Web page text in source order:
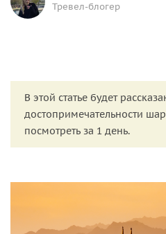
Тревел-блогер
В этой статье будет
достопримечательности
посмотреть за 1 день.